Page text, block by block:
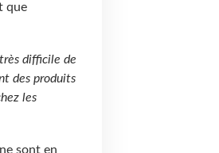
que
difficile de
des produits
les
sont en